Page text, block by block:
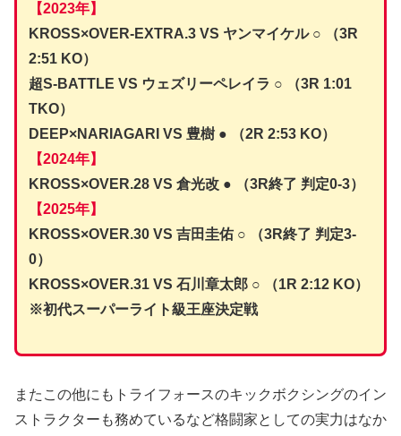
【2023年】
KROSS×OVER-EXTRA.3 VS ヤンマイケル ○ （3R
2:51 KO）
超S-BATTLE VS ウェズリーペレイラ ○ （3R 1:01
TKO）
DEEP×NARIAGARI VS 豊樹 ● （2R 2:53 KO）
【2024年】
KROSS×OVER.28 VS 倉光改 ● （3R終了 判定0-3）
【2025年】
KROSS×OVER.30 VS 吉田圭佑 ○ （3R終了 判定3-
0）
KROSS×OVER.31 VS 石川章太郎 ○ （1R 2:12 KO）
※初代スーパーライト級王座決定戦
またこの他にもトライフォースのキックボクシングのイン
ストラクターも務めているなど格闘家としての実力はなか